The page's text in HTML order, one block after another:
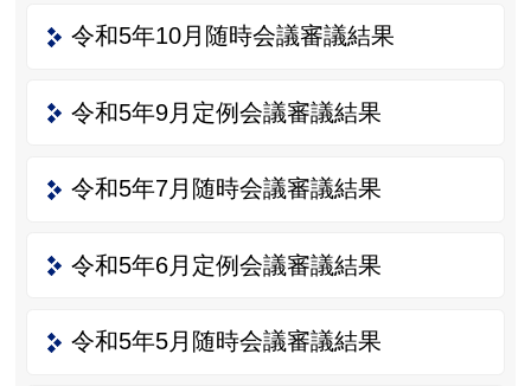
令和5年10月随時会議審議結果
令和5年9月定例会議審議結果
令和5年7月随時会議審議結果
令和5年6月定例会議審議結果
令和5年5月随時会議審議結果